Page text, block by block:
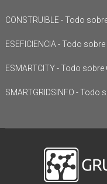
CONSTRUIBLE - Todo
ESEFICIENCIA - Todo
ESMARTCITY - Todo
SMARTGRIDSINFO - Todo